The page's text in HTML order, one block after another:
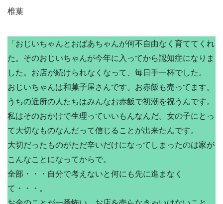
椎葉
「おじいちゃんとおばあちゃんが何不自由なく育ててくれ
た。そのおじいちゃんが今年に入ってから認知症になりま
した。お店が続けられなくなって、毎日手一杯でした。
おじいちゃんは和菓子屋さんです。お赤飯も売ってます。
うちの近所の人たちはみんなお赤飯で初潮を祝うんです。
私はそのおかけで生理っていいもんなんだ。女の子にとっ
て大切なものなんだって信じることが出来たんです。
大切だったものがただ辛いだけになってしまったのは家が
こんなことになってからで。
全部・・・自分で考えないと何にも先に進まなく
て・・・。